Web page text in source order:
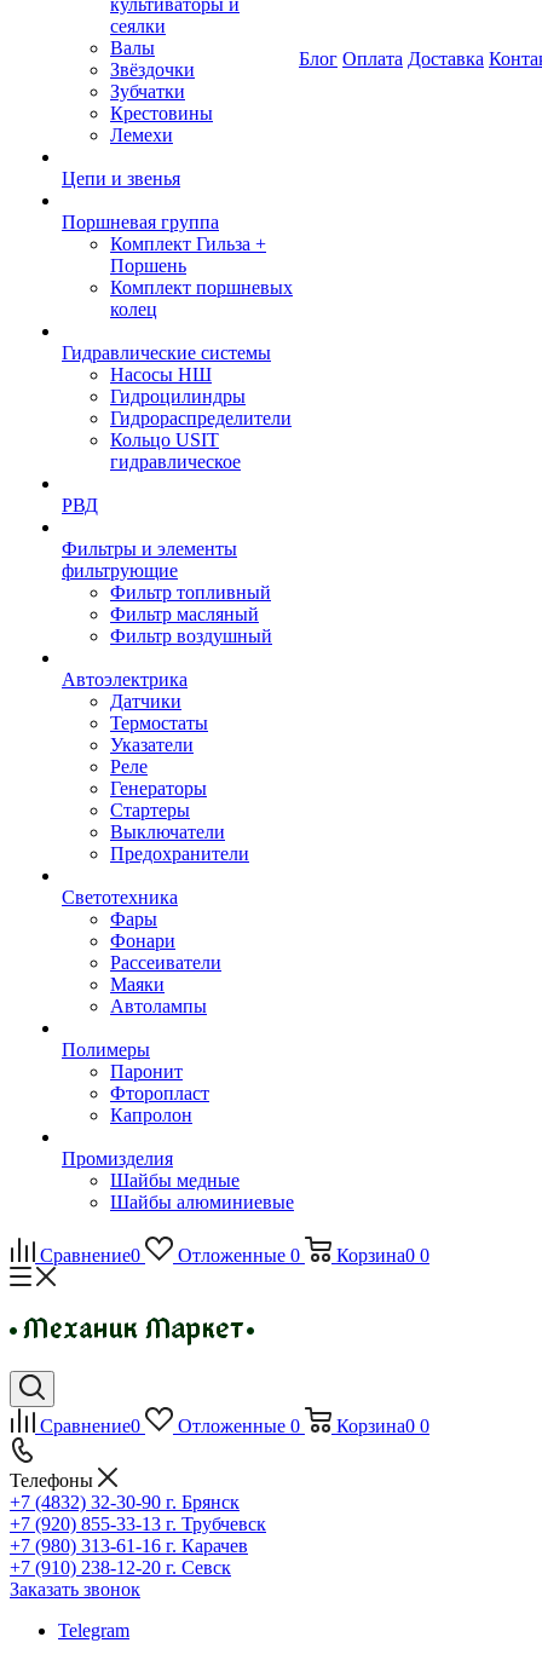
культиваторы и
сеялки
Валы
Звёздочки
Зубчатки
Крестовины
Лемехи
Цепи и звенья
Поршневая группа
Комплект Гильза +
Поршень
Комплект поршневых
колец
Гидравлические системы
Насосы НШ
Гидроцилиндры
Гидрораспределители
Кольцо USIT
гидравлическое
РВД
Фильтры и элементы
фильтрующие
Фильтр топливный
Фильтр масляный
Фильтр воздушный
Автоэлектрика
Датчики
Термостаты
Указатели
Реле
Генераторы
Стартеры
Выключатели
Предохранители
Светотехника
Фары
Фонари
Рассеиватели
Маяки
Автолампы
Полимеры
Паронит
Фторопласт
Капролон
Промизделия
Шайбы медные
Шайбы алюминиевые
Блог Оплата Доставка
Сравнение0 Отложенные 0 Корзина0 0
Сравнение0 Отложенные 0 Корзина0 0
Телефоны
+7 (4832) 32-30-90 г. Брянск
+7 (920) 855-33-13 г. Трубчевск
+7 (980) 313-61-16 г. Карачев
+7 (910) 238-12-20 г. Севск
Заказать звонок
Telegram